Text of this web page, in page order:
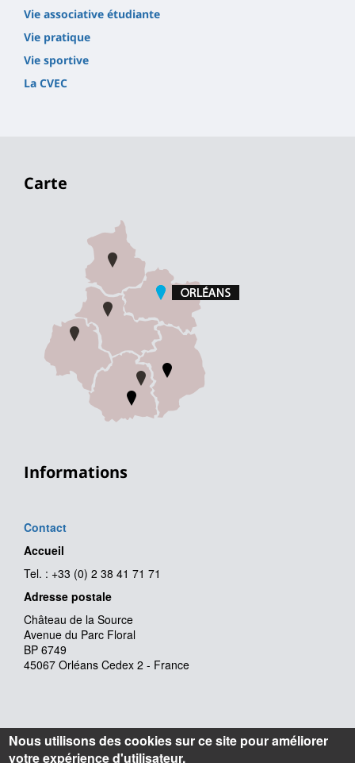
Vie associative étudiante
Vie pratique
Vie sportive
La CVEC
Carte
Informations
Contact
Accueil
Tel. : +33 (0) 2 38 41 71 71
Adresse postale
Château de la Source
Avenue du Parc Floral
BP 6749
45067 Orléans Cedex 2 - France
Nous utilisons des cookies sur ce site pour améliorer
votre expérience d'utilisateur.